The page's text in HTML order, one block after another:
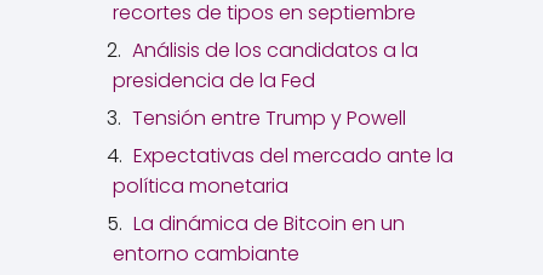
recortes de tipos en septiembre
Análisis de los candidatos a la
presidencia de la Fed
Tensión entre Trump y Powell
Expectativas del mercado ante la
política monetaria
La dinámica de Bitcoin en un
entorno cambiante